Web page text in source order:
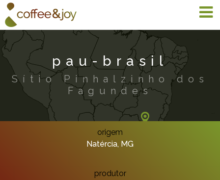
pau-brasil
Sítio Pinhalzinho dos
Fagundes
origem
Natércia, MG
produtor